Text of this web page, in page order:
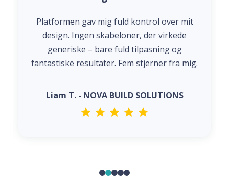
Platformen gav mig fuld kontrol over mit
design. Ingen skabeloner, der virkede
generiske – bare fuld tilpasning og
fantastiske resultater. Fem stjerner fra mig.
Liam T. - NOVA BUILD SOLUTIONS